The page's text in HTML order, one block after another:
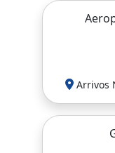
Arrivos